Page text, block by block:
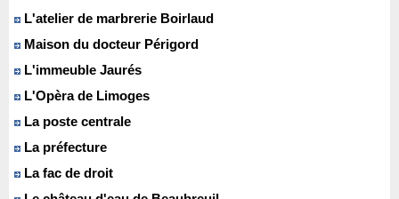
L'atelier de marbrerie Boirlaud
Maison du docteur Périgord
L'immeuble Jaurés
L'Opèra de Limoges
La poste centrale
La préfecture
La fac de droit